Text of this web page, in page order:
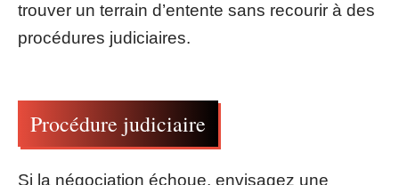
trouver un terrain d’entente sans recourir à des
procédures judiciaires.
Procédure judiciaire
Si la négociation échoue, envisagez une